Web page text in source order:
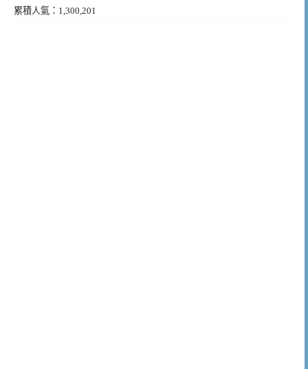
累積人氣：1,300,201